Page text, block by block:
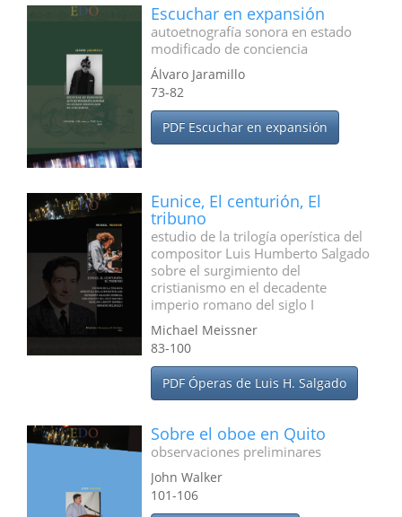
Escuchar en expansión
autoetnografía sonora en estado
modificado de conciencia
Álvaro Jaramillo
73-82
PDF Escuchar en expansión
Eunice, El centurión, El
tribuno
estudio de la trilogía operística del
compositor Luis Humberto Salgado
sobre el surgimiento del
cristianismo en el decadente
imperio romano del siglo I
Michael Meissner
83-100
PDF Óperas de Luis H. Salgado
Sobre el oboe en Quito
observaciones preliminares
John Walker
101-106